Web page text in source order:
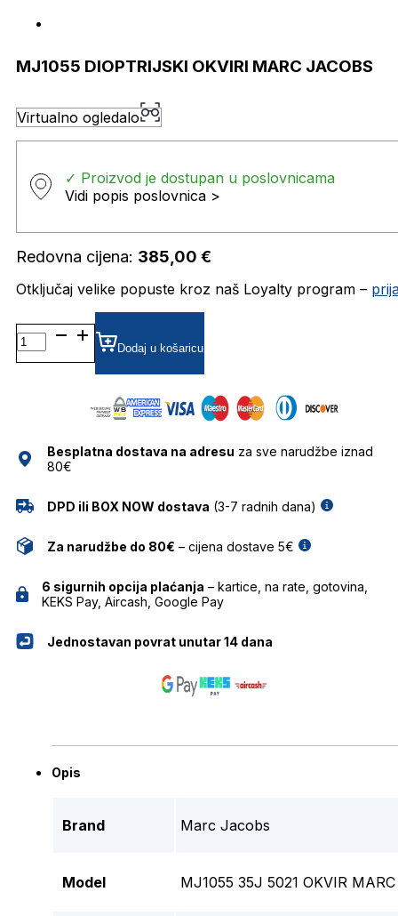
MJ1055 DIOPTRIJSKI OKVIRI MARC JACOBS
Virtualno ogledalo
✓ Proizvod je dostupan u poslovnicama
Vidi popis poslovnica >
Redovna cijena: 385,00 €
Otključaj velike popuste kroz naš Loyalty program –
MJ1055 DIOPTRIJSKI
OKVIRI
MARC
Dodaj u košaricu
Besplatna dostava na adresu za sve narudžbe iznad
80€
DPD ili BOX NOW dostava (3-7 radnih dana)
Za narudžbe do 80€ – cijena dostave 5€
6 sigurnih opcija plaćanja – kartice, na rate, gotovina,
KEKS Pay, Aircash, Google Pay
Jednostavan povrat unutar 14 dana
Opis
Brand Marc Jacobs
Model MJ1055 35J 5021 OKVIR